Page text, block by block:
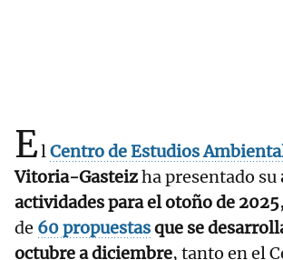
ElCentro de Estudios
Vitoria-Gasteizha presentado su
actividades para el otoño de 2025
de 60 propuestasque se
octubre a diciembre, tanto en el